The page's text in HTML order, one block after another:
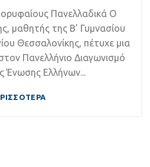
Πανελλαδικά Ο
μαθητής της Β’ Γυμνασίου
Θεσσαλονίκης, πέτυχε μια
Πανελλήνιο Διαγωνισμό
Ένωσης Ελλήνων...